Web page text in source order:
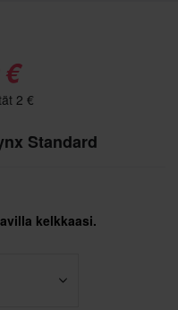
2 €
Standard
kelkkaasi.